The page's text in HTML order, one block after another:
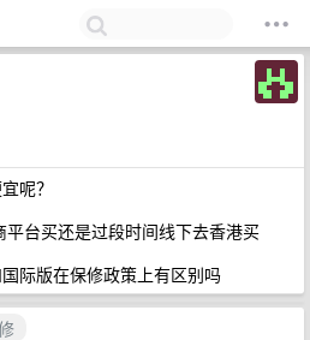
呢？
台买还是过段时间线下去香港买
际版在保修政策上有区别吗